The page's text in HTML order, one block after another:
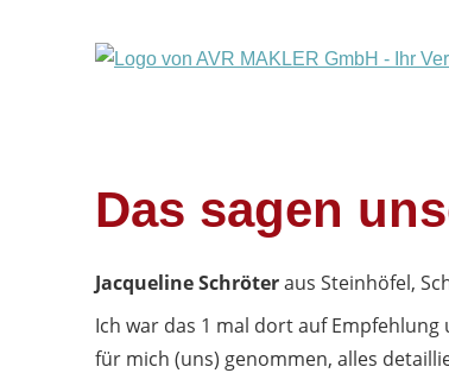
Das sagen
Jacqueline Schröteraus Steinhöfel,
Ich war das 1 mal dort auf
für mich (uns) genommen, alles